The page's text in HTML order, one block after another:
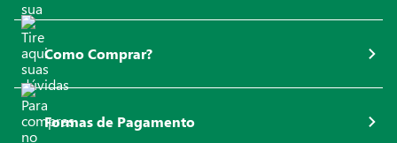
Como Comprar?
Formas de Pagamento